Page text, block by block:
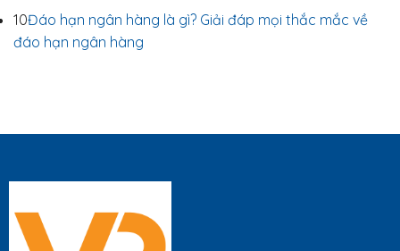
10Đáo hạn ngân hàng là gì? Giải đáp mọi thắc mắc về
đáo hạn ngân hàng